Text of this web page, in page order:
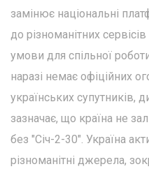
замінює національні
до різноманітних
умови для спільної
наразі немає офіційних
українських супутників,
зазначає, що країна не
без "Січ-2-30". Україна
різноманітні джерела,